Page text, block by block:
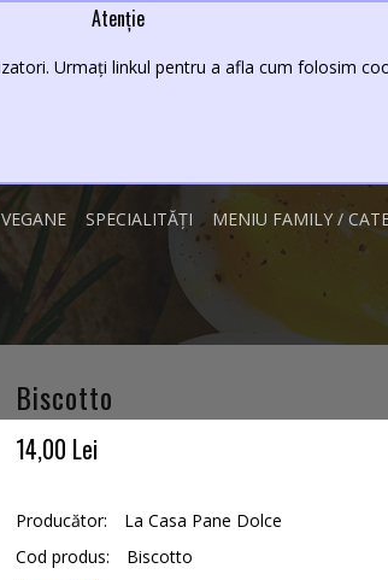
Atenție
Urmați linkul pentru a afla cum folosim
VEGANE SPECIALITĂȚI MENIU FAMILY /
Biscotto
14,00 Lei
Producător:
La Casa Pane Dolce
Cod produs:
Biscotto